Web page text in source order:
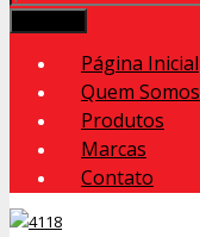
Página Inicial
Quem Somos
Produtos
Marcas
Contato